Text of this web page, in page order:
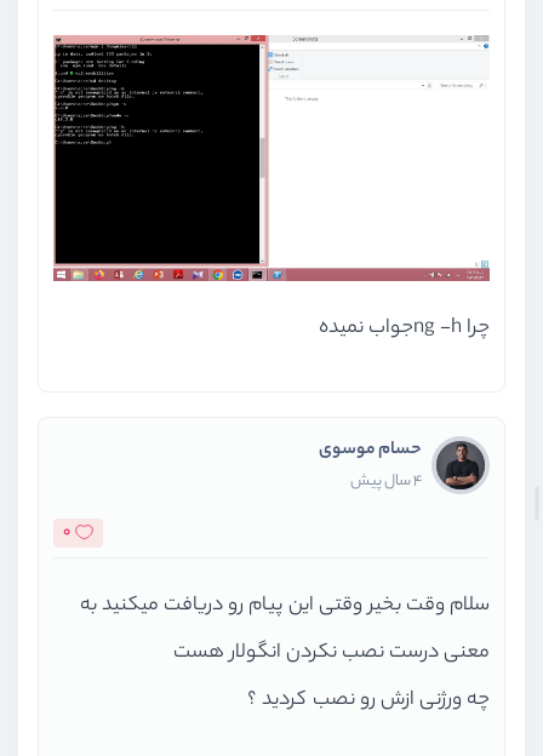
چرا ng -hجواب نمیده
حسام موسوی
4 سال پیش
0
سلام وقت بخیر وقتی این پیام رو دریافت میکنید به
معنی درست نصب نکردن انگولار هست
چه ورژنی ازش رو نصب کردید ؟